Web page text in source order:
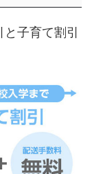
子育て割引